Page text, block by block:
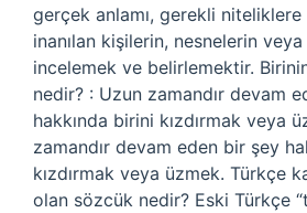
gerçek anlamı, gerekli niteliklere
inanılan kişilerin, nesnelerin
incelemek ve belirlemektir. Birinin
nedir? : Uzun zamandır devam
hakkında birini kızdırmak veya
zamandır devam eden bir şey
kızdırmak veya üzmek. Türkçe
olan sözcük nedir? Eski Türkçe